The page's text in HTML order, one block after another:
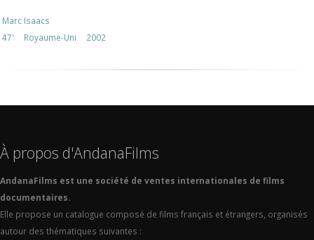
Marc Isaacs
47'
Royaume-Uni 2002
À propos d'AndanaFilms
AndanaFilms est une société de ventes internationales de films
documentaires.
Elle propose un catalogue composé de films français et étrangers, organisés
autour des thématiques suivantes :